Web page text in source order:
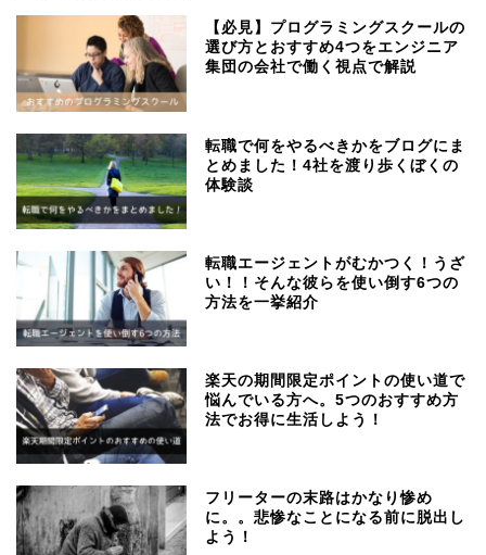
【必見】プログラミングスクールの
選び方とおすすめ4つをエンジニア
集団の会社で働く視点で解説
転職で何をやるべきかをブログにま
とめました！4社を渡り歩くぼくの
体験談
転職エージェントがむかつく！うざ
い！！そんな彼らを使い倒す6つの
方法を一挙紹介
楽天の期間限定ポイントの使い道で
悩んでいる方へ。5つのおすすめ方
法でお得に生活しよう！
フリーターの末路はかなり惨め
に。。悲惨なことになる前に脱出し
よう！